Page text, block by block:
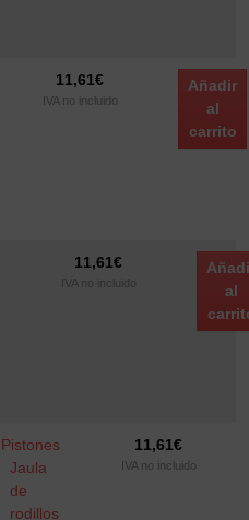
11,61€
IVA no incluido
Añadir
al
carrito
11,61€
IVA no incluido
al
Pistones
Jaula
de
rodillos
11,61€
IVA no incluido